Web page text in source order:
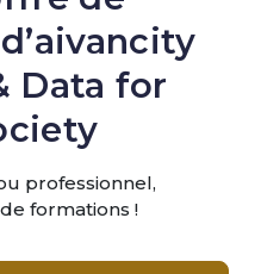
Data for
professionnel,
formations !